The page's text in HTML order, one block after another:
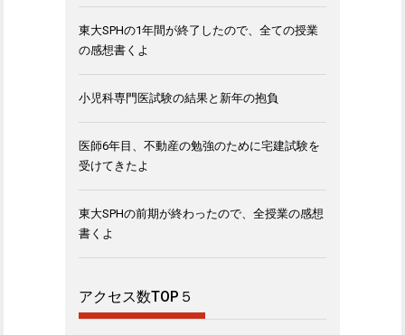
東大SPHの1年間が終了したので、全ての授業
の感想書くよ
小児科専門医試験の結果と新年の抱負
医師6年目、不動産の勉強のために宅建試験を
受けてきたよ
東大SPHの前期が終わったので、全授業の感想
書くよ
アクセス数TOP５